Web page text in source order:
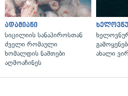
ადამიანი
სიცილიის სანაპიროსთან
ძველი რომაული
ხომალდის ნაშთები
აღმოაჩინეს
ახალი